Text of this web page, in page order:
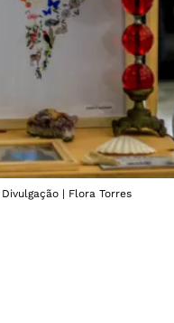
| Flora Torres